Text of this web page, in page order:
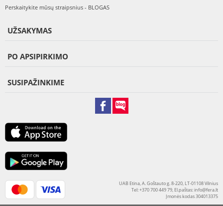
Perskaitykite mūsų straipsnius - BLOGAS
UŽSAKYMAS
PO APSIPIRKIMO
SUSIPAŽINKIME
UAB Etina, A. Goštauto g. 8-220, LT-01108 Vilnius
Tel: +370 700 449 79, El.paštas:info@fera.lt
Įmonės kodas 304013375